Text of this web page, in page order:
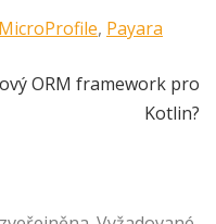
MicroProfile, Payara
ORM framework pro
Kotlin?